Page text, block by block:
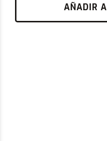
AÑADIR